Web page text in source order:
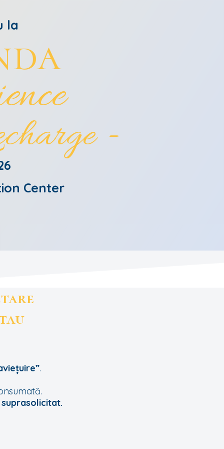
Center
-
la
.
suprasolicitat.